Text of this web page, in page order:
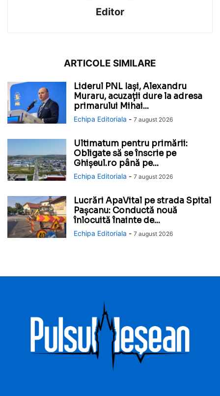
Editor
ARTICOLE SIMILARE
Liderul PNL Iași, Alexandru
Muraru, acuzații dure la adresa
primarului Mihai...
Echipa Editoriala - 7 august 2026
Ultimatum pentru primării:
Obligate să se înscrie pe
Ghișeul.ro până pe...
Echipa Editoriala - 7 august 2026
Lucrări ApaVital pe strada Spital
Pașcanu: Conductă nouă
înlocuită înainte de...
Echipa Editoriala - 7 august 2026